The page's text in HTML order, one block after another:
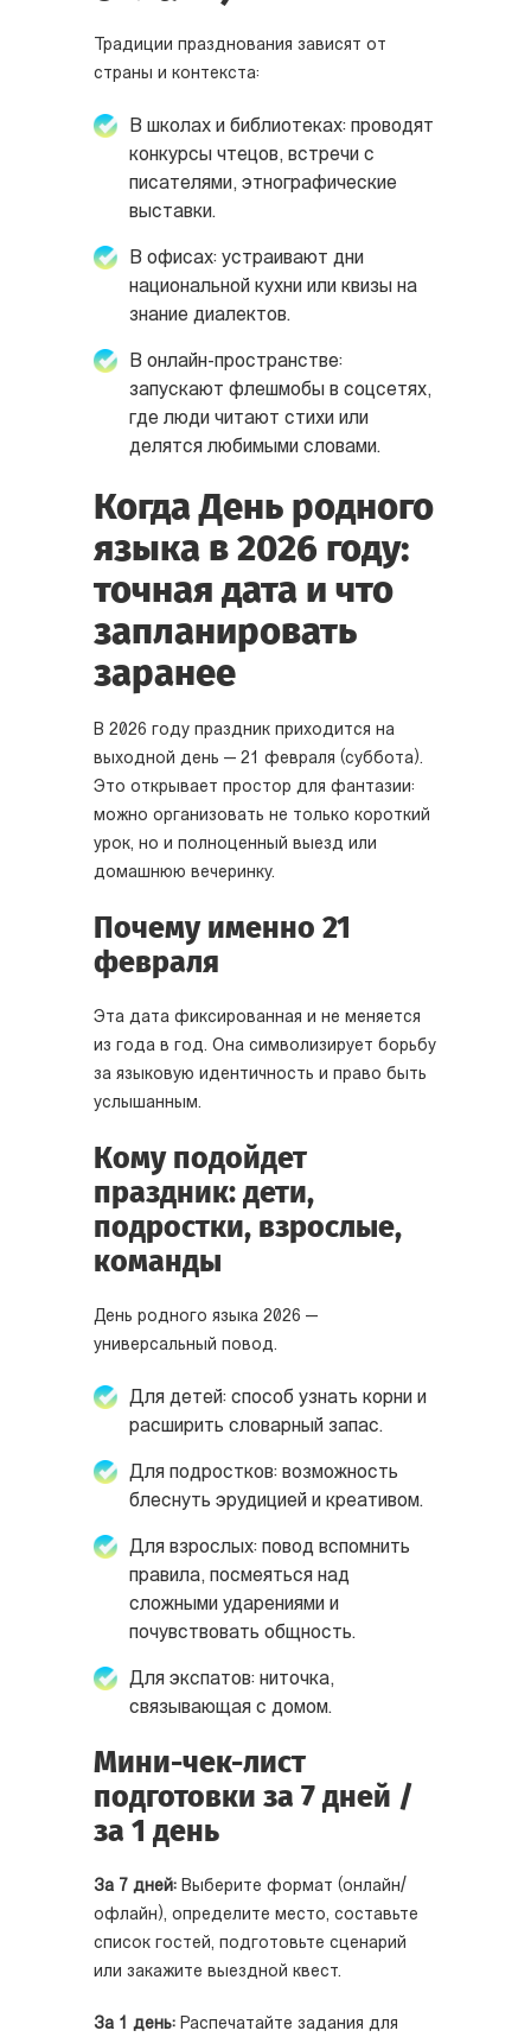
Традиции празднования зависят от
страны и контекста:
В школах и библиотеках: проводят
конкурсы чтецов, встречи с
писателями, этнографические
выставки.
В офисах: устраивают дни
национальной кухни или квизы на
знание диалектов.
В онлайн-пространстве:
запускают флешмобы в соцсетях,
где люди читают стихи или
делятся любимыми словами.
Когда День родного
языка в 2026 году:
точная дата и что
запланировать
заранее
В 2026 году праздник приходится на
выходной день — 21 февраля (суббота).
Это открывает простор для фантазии:
можно организовать не только короткий
урок, но и полноценный выезд или
домашнюю вечеринку.
Почему именно 21
февраля
Эта дата фиксированная и не меняется
из года в год. Она символизирует борьбу
за языковую идентичность и право быть
услышанным.
Кому подойдет
праздник: дети,
подростки, взрослые,
команды
День родного языка 2026 —
универсальный повод.
Для детей: способ узнать корни и
расширить словарный запас.
Для подростков: возможность
блеснуть эрудицией и креативом.
Для взрослых: повод вспомнить
правила, посмеяться над
сложными ударениями и
почувствовать общность.
Для экспатов: ниточка,
связывающая с домом.
Мини-чек-лист
подготовки за 7 дней /
за 1 день
За 7 дней: Выберите формат (онлайн/
офлайн), определите место, составьте
список гостей, подготовьте сценарий
или закажите выездной квест.
За 1 день: Распечатайте задания для